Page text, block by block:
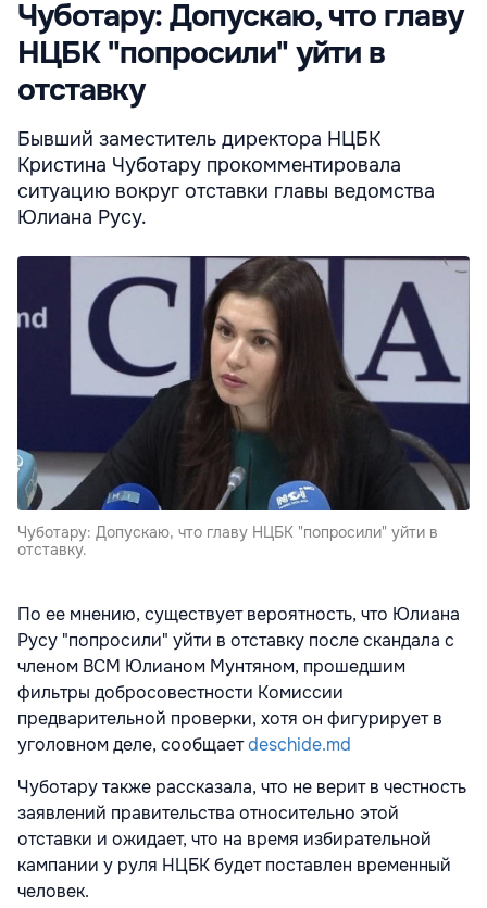
Чуботару: Допускаю, что главу
НЦБК "попросили" уйти в
отставку
Бывший заместитель директора НЦБК
Кристина Чуботару прокомментировала
ситуацию вокруг отставки главы ведомства
Юлиана Русу.
Чуботару: Допускаю, что главу НЦБК "попросили" уйти в
отставку.
По ее мнению, существует вероятность, что Юлиана
Русу "попросили" уйти в отставку после скандала с
членом ВСМ Юлианом Мунтяном, прошедшим
фильтры добросовестности Комиссии
предварительной проверки, хотя он фигурирует в
уголовном деле, сообщаетdeschide.md
Чуботару также рассказала, что не верит в честность
заявлений правительства относительно этой
отставки и ожидает, что на время избирательной
кампании у руля НЦБК будет поставлен временный
человек.